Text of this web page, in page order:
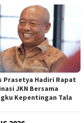
Prasetya Hadiri Rapat
JKN Bersama
Kepentingan Tala